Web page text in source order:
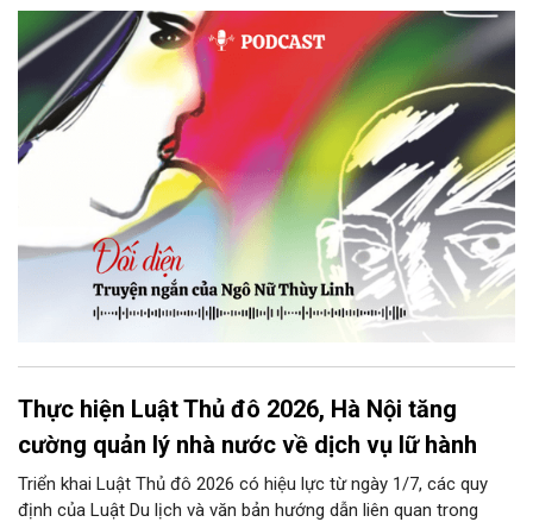
thì tiếp tục nhé! Chú Minh cầm tập bài viết đưa lại cho Thy. Cô
ngại ngùng đỡ lấy. Đây là lần thứ ba, loạt bài phóng sự của mình
bị Tổng biên tập kêu lên để trả lại...
Thực hiện Luật Thủ đô 2026, Hà Nội tăng
cường quản lý nhà nước về dịch vụ lữ hành
Triển khai Luật Thủ đô 2026 có hiệu lực từ ngày 1/7, các quy
định của Luật Du lịch và văn bản hướng dẫn liên quan trong